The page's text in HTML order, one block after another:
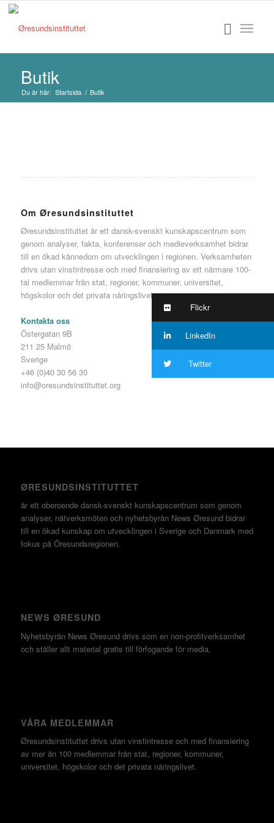
Butik
Du är här: Startsida / Butik
Om Øresundsinstituttet
Øresundsinstituttet är ett dansk-svenskt kunskapscentrum som
genom analyser, fakta, konferenser och medieverksamhet bidrar
till en ökad kännedom om utvecklingen i regionen. Verksamheten
drivs utan vinstintresse och med finansiering av ett närmare 100-
tal medlemmar från stat, regioner, kommuner, universitet,
högskolor och det privata näringslivet.
Kontakta oss
Östergatan 9B
211 25 Malmö
Sverige
+46 (0)40 30 56 30
info@oresundsinstituttet.org
ØRESUNDSINSTITUTTET
är ett oberoende dansk-svenskt kunskapscentrum som genom
analyser, nätverksmöten och nyhetsbyrån News Øresund bidrar
till en ökad kunskap om utvecklingen i Sverige och Danmark med
fokus på Öresundsregionen.
NEWS ØRESUND
Nyhetsbyrån News Øresund drivs som en non-profitverksamhet
och ställer allt material gratis till förfogande för media.
VÅRA MEDLEMMAR
Øresundsinstituttet drivs utan vinst­intresse och med finansiering
av mer än 100 medlemmar från stat, regioner, kommuner,
universitet, högskolor och det privata näringslivet.
Flickr
LinkedIn
Twitter